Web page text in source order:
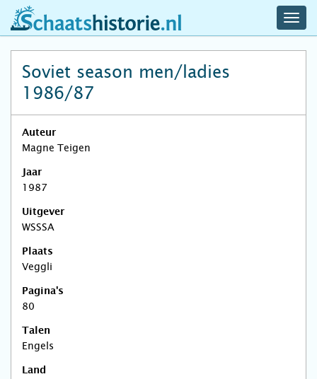
schaatshistorie.nl
Soviet season men/ladies
1986/87
Auteur
Magne Teigen
Jaar
1987
Uitgever
WSSSA
Plaats
Veggli
Pagina's
80
Talen
Engels
Land